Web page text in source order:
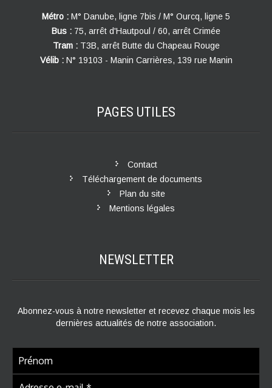
Métro : M° Danube, ligne 7bis / M° Ourcq, ligne 5
Bus : 75, arrêt d'Hautpoul / 60, arrêt Crimée
Tram : T3B, arrêt Butte du Chapeau Rouge
Vélib : N° 19103 - Manin Carrières, 139 rue Manin
PAGES UTILES
Contact
Téléchargement de documents
Plan du site
Mentions légales
NEWSLETTER
Abonnez-vous à notre newsletter et recevez chaque mois les
dernières actualités de notre association.